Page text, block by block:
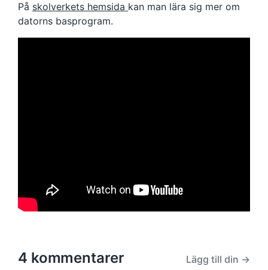
På skolverkets hemsida kan man lära sig mer om
datorns basprogram.
4 kommentarer Lägg till din →